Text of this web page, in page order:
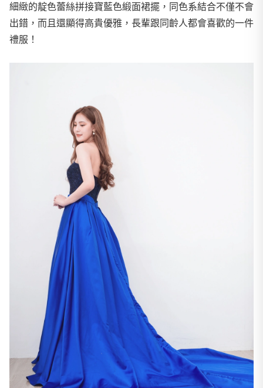
​​細緻的靛色蕾絲拼接寶藍色緞面裙擺，同色系結合不僅不會
出錯，而且還顯得高貴優雅，長輩跟同齡人都會喜歡的一件
禮服！